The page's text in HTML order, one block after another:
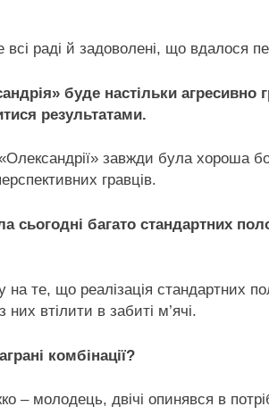
раді й задоволені, що вдалося
буде настільки агресивно
результатами.
завжди була хороша
гравців.
сьогодні багато стандартних
на те, що реалізація стандартних
них втілити в забиті м’ячі.
комбінації?
– молодець, двічі опинявся в